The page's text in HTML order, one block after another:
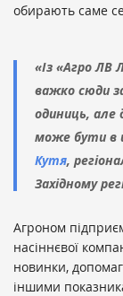
обирають саме
«Із «Агро ЛВ
важко сюди
одиниць, але
може бути в
Кутя,
Західному
Агроном
насіннєвої
новинки,
іншими